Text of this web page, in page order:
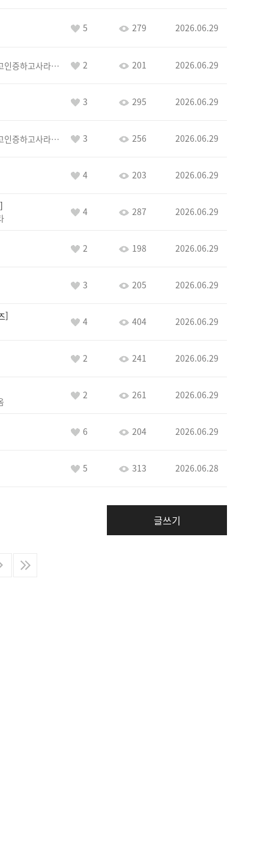
5 279 2026.06.29
이커야삭제하고인증하고사라지거라 2 201 2026.06.29
3 295 2026.06.29
이커야삭제하고인증하고사라지거라 3 256 2026.06.29
4 203 2026.06.29
4 287 2026.06.29
2 198 2026.06.29
3 205 2026.06.29
4 404 2026.06.29
2 241 2026.06.29
2 261 2026.06.29
6 204 2026.06.29
5 313 2026.06.28
글쓰기